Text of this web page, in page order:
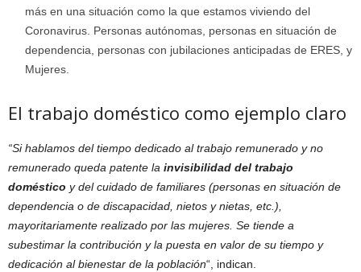
más en una situación como la que estamos viviendo del
Coronavirus. Personas autónomas, personas en situación de
dependencia, personas con jubilaciones anticipadas de ERES, y
Mujeres.
El trabajo doméstico como ejemplo claro
“Si hablamos del tiempo dedicado al trabajo remunerado y no
remunerado queda patente la invisibilidad del trabajo
doméstico y del cuidado de familiares (personas en situación de
dependencia o de discapacidad, nietos y nietas, etc.),
mayoritariamente realizado por las mujeres. Se tiende a
subestimar la contribución y la puesta en valor de su tiempo y
dedicación al bienestar de la población“, indican.